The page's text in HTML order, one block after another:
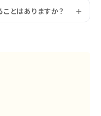
とはありますか？